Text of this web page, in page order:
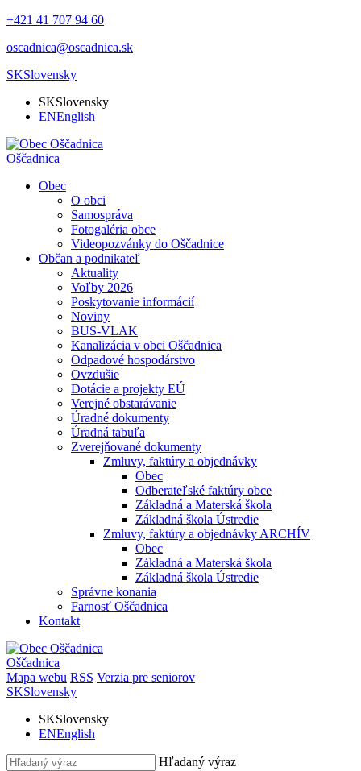
+421 41 707 94 60
oscadnica@oscadnica.sk
SKSlovensky
SKSlovensky
ENEnglish
Oščadnica
Obec
O obci
Samospráva
Fotogaléria obce
Videopozvánky do Oščadnice
Občan a podnikateľ
Aktuality
Voľby 2026
Poskytovanie informácií
Noviny
BUS-VLAK
Kanalizácia v obci Oščadnica
Odpadové hospodárstvo
Ovzdušie
Dotácie a projekty EÚ
Verejné obstarávanie
Úradné dokumenty
Úradná tabuľa
Zverejňované dokumenty
Zmluvy, faktúry a objednávky
Obec
Odberateľské faktúry obce
Základná a Materská škola
Základná škola Ústredie
Zmluvy, faktúry a objednávky ARCHÍV
Obec
Základná a Materská škola
Základná škola Ústredie
Správne konania
Farnosť Oščadnica
Kontakt
Oščadnica
Mapa webu RSS Verzia pre seniorov
SKSlovensky
SKSlovensky
ENEnglish
Hľadaný výraz